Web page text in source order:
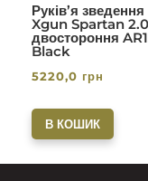
Руків’я зведення
Xgun Spartan 2.0
двостороння
Black
5220,0 грн
В КОШИК